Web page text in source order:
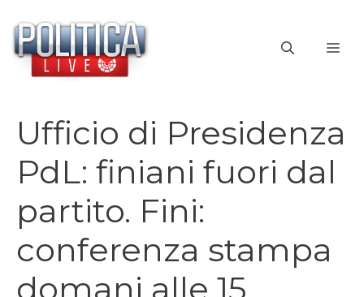
contenuto
Ufficio di Presidenza
PdL: finiani fuori dal
partito. Fini:
conferenza stampa
domani alle 15